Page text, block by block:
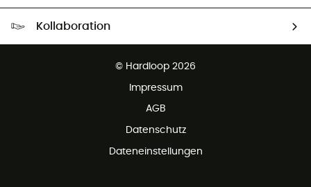
Kollaboration
© Hardloop 2026
Impressum
AGB
Datenschutz
Dateneinstellungen